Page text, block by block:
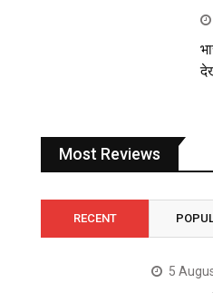
Most Reviews
RECENT
5